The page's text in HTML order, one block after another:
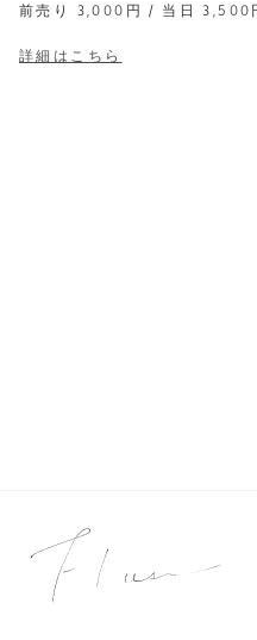
前売り 3,000円 / 当日 3,500
詳細はこちら